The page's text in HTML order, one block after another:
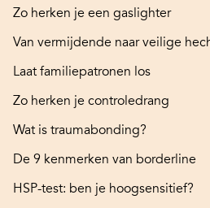
Zo herken je een gaslighter
Van vermijdende naar veilige
Laat familiepatronen los
Zo herken je controledrang
Wat is traumabonding?
De 9 kenmerken van borderline
HSP-test: ben je hoogsensitief?